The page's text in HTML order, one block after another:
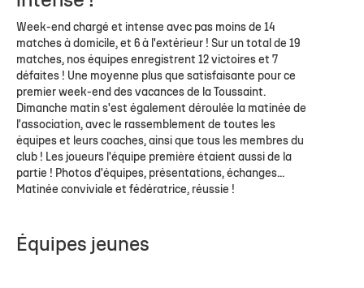
Week-end chargé et intense avec pas moins de 14
matches à domicile, et 6 à l'extérieur ! Sur un total de 19
matches, nos équipes enregistrent 12 victoires et 7
défaites ! Une moyenne plus que satisfaisante pour ce
premier week-end des vacances de la Toussaint.
Dimanche matin s'est également déroulée la matinée de
l'association, avec le rassemblement de toutes les
équipes et leurs coaches, ainsi que tous les membres du
club ! Les joueurs l'équipe première étaient aussi de la
partie ! Photos d'équipes, présentations, échanges...
Matinée conviviale et fédératrice, réussie !
Équipes jeunes